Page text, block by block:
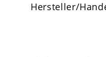
Hersteller/